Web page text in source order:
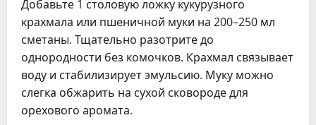
Добавьте 1 столовую ложку кукурузного
крахмала или пшеничной муки на 200–250 мл
сметаны. Тщательно разотрите до
однородности без комочков. Крахмал связывает
воду и стабилизирует эмульсию. Муку можно
слегка обжарить на сухой сковороде для
орехового аромата.